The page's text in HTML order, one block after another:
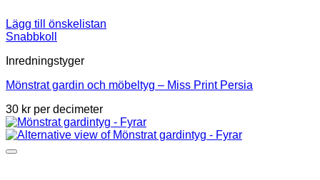
Lägg till önskelistan
Snabbkoll
Inredningstyger
Mönstrat gardin och möbeltyg – Miss Print Persia
30 kr per decimeter